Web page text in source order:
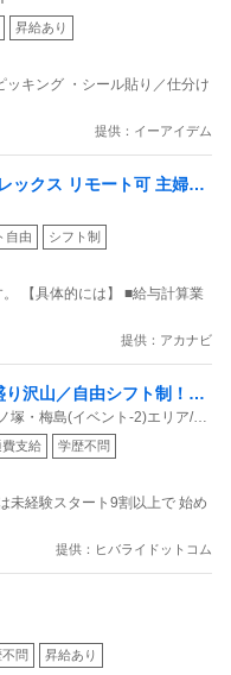
昇給あり
キング ・シール貼り／仕分け
提供：イーアイデム
ックス リモート可 主婦活
自由 シフト制
【具体的には】 ■給与計算業
提供：アカナビ
沢山／自由シフト制！週
翌日面接OK！応募後に届
額支給なので遠方の方も
塚・梅島(イベント-2)エリア/A3
費支給 学歴不問
経験スタート9割以上で 始め
提供：ヒバライドットコム
問 昇給あり